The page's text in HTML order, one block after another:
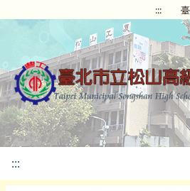
:::
:::